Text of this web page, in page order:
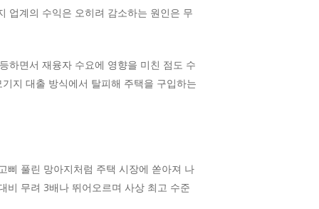
업계의 수익은 오히려 감소하는 원인은 무
하면서 재융자 수요에 영향을 미친 점도 수
지 대출 방식에서 탈피해 주택을 구입하는
삐 풀린 망아지처럼 주택 시장에 쏟아져 나
비 무려 3배나 뛰어오르며 사상 최고 수준